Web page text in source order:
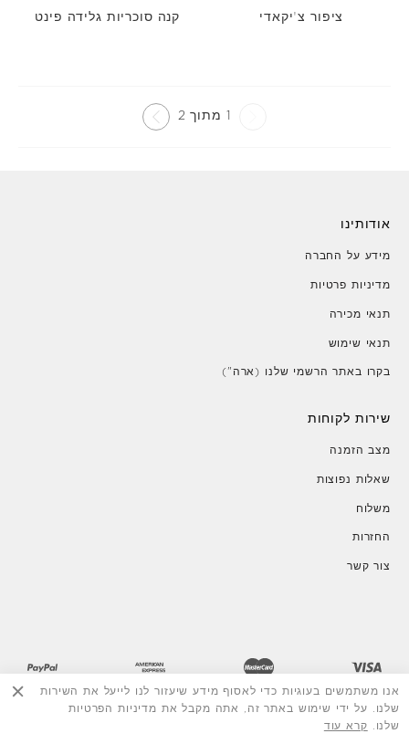
אנו משתמשים בעוגיות כדי לאסוף מידע שיעזור לנו לייעל את השירות
שלנו. על ידי שימוש באתר זה, אתה מקבל את מדיניות הפרטיות
שלנו.
קרא עוד
ציפור צ'יקאדי קנה סוכריות גלידה פינט
1 מתוך 2
אודותינו
מידע על החברה
מדיניות פרטיות
תנאי מכירה
תנאי שימוש
בקרו באתר הרשמי שלנו (ארה")
שירות לקוחות
מצב הזמנה
שאלות נפוצות
משלוח
החזרות
צור קשר